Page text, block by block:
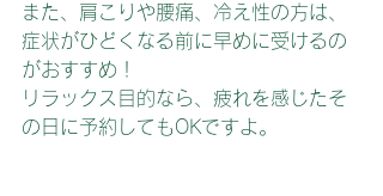
また、肩こりや腰痛、冷え性の方は、
症状がひどくなる前に早めに受けるの
がおすすめ！
リラックス目的なら、疲れを感じたそ
の日に予約してもOKですよ。